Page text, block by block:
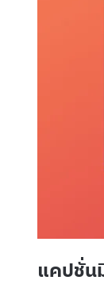
แคปชั่น